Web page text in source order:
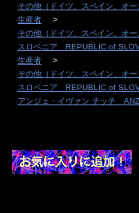
その他（ドイツ、スペイン、オ
生産者
その他（ドイツ、スペイン、オ
スロベニア REPUBLIC of
生産者
その他（ドイツ、スペイン、オ
スロベニア REPUBLIC of
アンジェ・イヴァン チッチ